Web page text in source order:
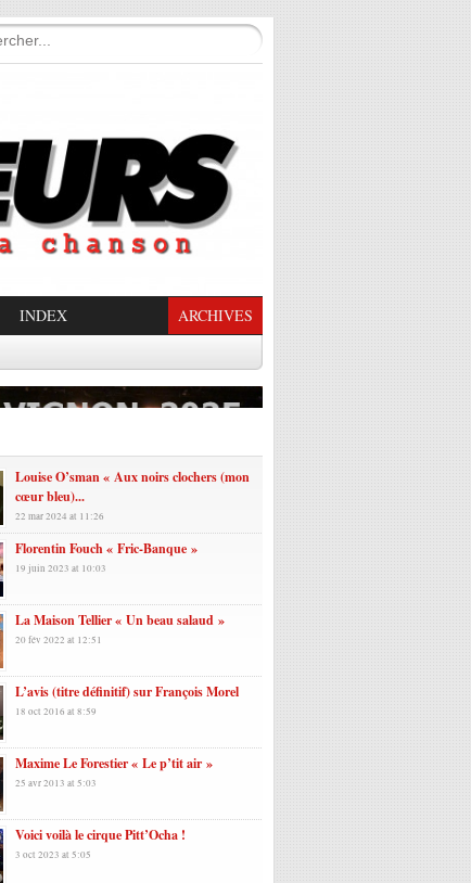
INDEX ARCHIVES
Louise O’sman « Aux noirs clochers (mon
cœur bleu)...
22 mar 2024 at 11:26
Florentin Fouch « Fric-Banque »
19 juin 2023 at 10:03
La Maison Tellier « Un beau salaud »
20 fév 2022 at 12:51
L’avis (titre définitif) sur François Morel
18 oct 2016 at 8:59
Maxime Le Forestier « Le p’tit air »
25 avr 2013 at 5:03
Voici voilà le cirque Pitt’Ocha !
3 oct 2023 at 5:05